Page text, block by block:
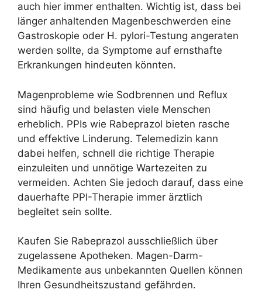
auch hier immer enthalten. Wichtig ist, dass bei
länger anhaltenden Magenbeschwerden eine
Gastroskopie oder H. pylori-Testung angeraten
werden sollte, da Symptome auf ernsthafte
Erkrankungen hindeuten könnten.
Magenprobleme wie Sodbrennen und Reflux
sind häufig und belasten viele Menschen
erheblich. PPIs wie Rabeprazol bieten rasche
und effektive Linderung. Telemedizin kann
dabei helfen, schnell die richtige Therapie
einzuleiten und unnötige Wartezeiten zu
vermeiden. Achten Sie jedoch darauf, dass eine
dauerhafte PPI-Therapie immer ärztlich
begleitet sein sollte.
Kaufen Sie Rabeprazol ausschließlich über
zugelassene Apotheken. Magen-Darm-
Medikamente aus unbekannten Quellen können
Ihren Gesundheitszustand gefährden.